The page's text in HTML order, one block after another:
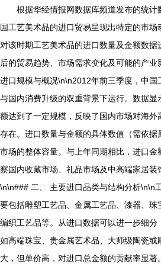
根据华经情报网数据库频道发布的统
国工艺美术品的进口贸易呈现出特定的市
对该时期工艺美术品的进口数量及金额数
后的贸易趋势、市场需求变化及可能的产
进口规模与概况\n\n2012年前三季度，中
与国内消费升级的双重背景下运行。数据
额达到了一定规模，反映了国内市场对海
存在。进口数量与金额的具体数值（需依据
市场的整体容量。与上年同期相比，进口
察国内收藏市场、礼品市场及中高端家居装
\n\n### 二、 主要进口品类与结构分析\n\n
要包括雕塑工艺品、金属工艺品、漆器、珠
编织工艺品等。从进口数据可以进一步细分
如高端珠宝、贵金属艺术品、大师级陶瓷
大，但单价高，对进口总金额的贡献率显著